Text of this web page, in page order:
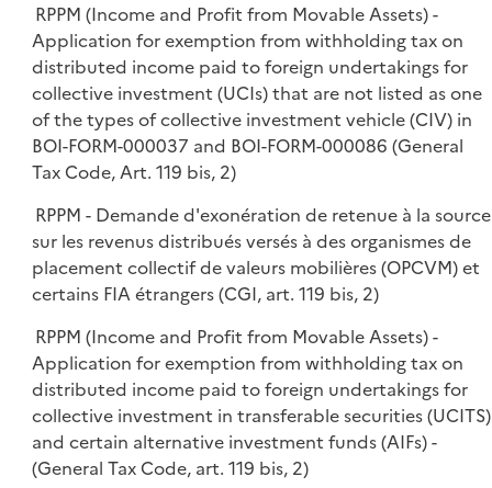
RPPM (Income and Profit from Movable Assets) -
Application for exemption from withholding tax on
distributed income paid to foreign undertakings for
collective investment (UCIs) that are not listed as one
of the types of collective investment vehicle (CIV) in
BOI-FORM-000037 and BOI-FORM-000086 (General
Tax Code, Art. 119 bis, 2)
RPPM - Demande d'exonération de retenue à la source
sur les revenus distribués versés à des organismes de
placement collectif de valeurs mobilières (OPCVM) et
certains FIA étrangers (CGI, art. 119 bis, 2)
RPPM (Income and Profit from Movable Assets) -
Application for exemption from withholding tax on
distributed income paid to foreign undertakings for
collective investment in transferable securities (UCITS)
and certain alternative investment funds (AIFs) -
(General Tax Code, art. 119 bis, 2)